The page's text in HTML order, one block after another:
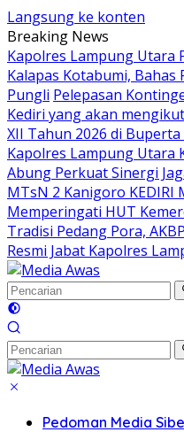
Langsung ke konten
Breaking News
Kapolres Lampung Utara
Kalapas Kotabumi,
Pungli Pelepasan
Kediri yang akan
XII Tahun 2026 di
Kapolres Lampung Utara
Abung Perkuat Sinergi
MTsN 2 Kanigoro KEDIRI
Memperingati HUT
Tradisi Pedang Pora,
Resmi Jabat Kapolres
Pedoman Media